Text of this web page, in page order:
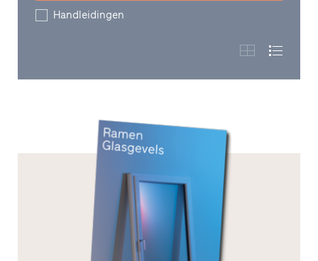
Handleidingen